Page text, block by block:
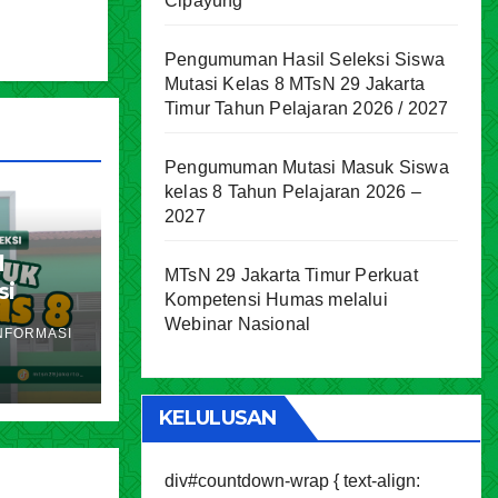
Pengumuman Hasil Seleksi Siswa
Mutasi Kelas 8 MTsN 29 Jakarta
Timur Tahun Pelajaran 2026 / 2027
Pengumuman Mutasi Masuk Siswa
kelas 8 Tahun Pelajaran 2026 –
2027
MTsN 29 Jakarta Timur Perkuat
Kompetensi Humas melalui
Webinar Nasional
KELULUSAN
div#countdown-wrap { text-align: